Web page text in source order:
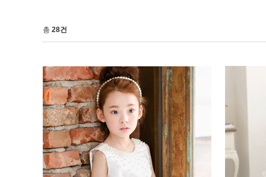
총 28건